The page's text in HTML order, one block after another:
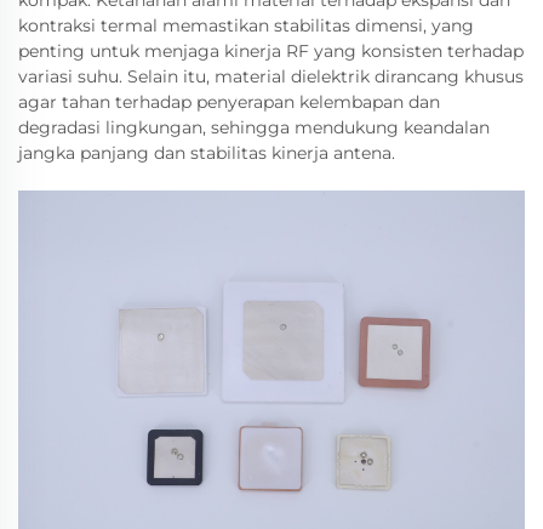
kontraksi termal memastikan stabilitas dimensi, yang
penting untuk menjaga kinerja RF yang konsisten terhadap
variasi suhu. Selain itu, material dielektrik dirancang khusus
agar tahan terhadap penyerapan kelembapan dan
degradasi lingkungan, sehingga mendukung keandalan
jangka panjang dan stabilitas kinerja antena.